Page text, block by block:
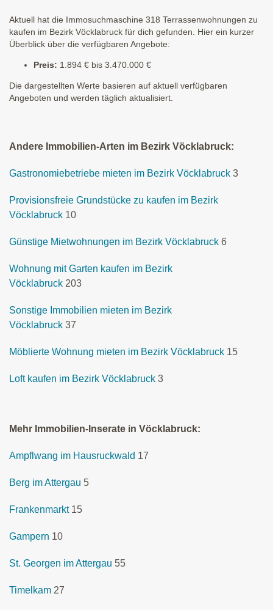
Aktuell hat die Immosuchmaschine 318 Terrassenwohnungen zu
kaufen im Bezirk Vöcklabruck für dich gefunden. Hier ein kurzer
Überblick über die verfügbaren Angebote:
Preis: 1.894 € bis 3.470.000 €
Die dargestellten Werte basieren auf aktuell verfügbaren
Angeboten und werden täglich aktualisiert.
Andere Immobilien-Arten im Bezirk Vöcklabruck:
Gastronomiebetriebe mieten im Bezirk Vöcklabruck 3
Provisionsfreie Grundstücke zu kaufen im Bezirk
Vöcklabruck 10
Günstige Mietwohnungen im Bezirk Vöcklabruck 6
Wohnung mit Garten kaufen im Bezirk
Vöcklabruck 203
Sonstige Immobilien mieten im Bezirk
Vöcklabruck 37
Möblierte Wohnung mieten im Bezirk Vöcklabruck 15
Loft kaufen im Bezirk Vöcklabruck 3
Mehr Immobilien-Inserate in Vöcklabruck:
Ampflwang im Hausruckwald 17
Berg im Attergau 5
Frankenmarkt 15
Gampern 10
St. Georgen im Attergau 55
Timelkam 27